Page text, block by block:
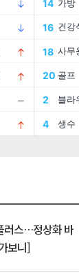
러스…정상화 바
보니]